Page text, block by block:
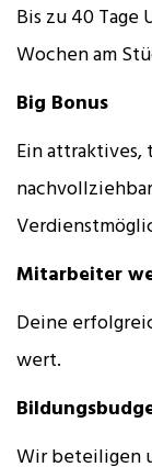
Bis zu 40 Tage
Wochen am
Big Bonus
Ein attraktives,
Mitarbeiter
Deine
wert.
Wir beteiligen